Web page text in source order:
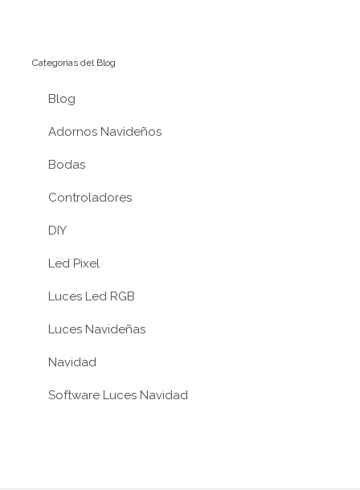
Categorias del Blog
Blog
Adornos Navideños
Bodas
Controladores
DIY
Led Pixel
Luces Led RGB
Luces Navideñas
Navidad
Software Luces Navidad